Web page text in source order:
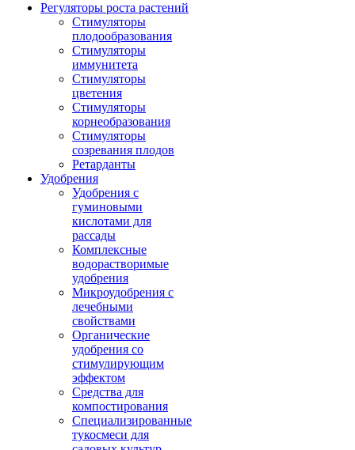
Регуляторы роста растений
Стимуляторы
плодообразования
Стимуляторы
иммунитета
Стимуляторы
цветения
Стимуляторы
корнеобразования
Стимуляторы
созревания плодов
Ретарданты
Удобрения
Удобрения с
гуминовыми
кислотами для
рассады
Комплексные
водорастворимые
удобрения
Микроудобрения с
лечебными
свойствами
Органические
удобрения со
стимулирующим
эффектом
Средства для
компостирования
Специализированные
тукосмеси для